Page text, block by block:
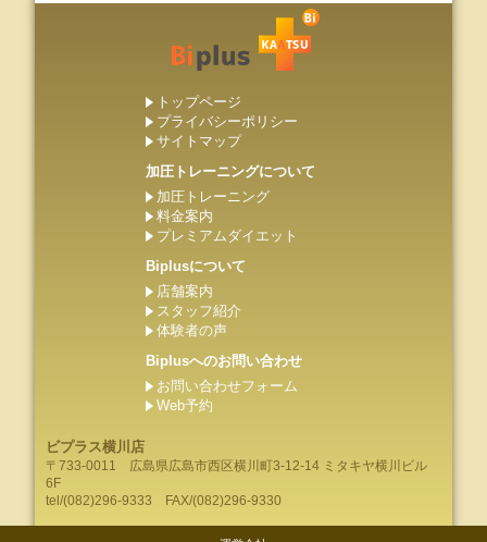
トップページ
プライバシーポリシー
サイトマップ
加圧トレーニングについて
加圧トレーニング
料金案内
プレミアムダイエット
Biplusについて
店舗案内
スタッフ紹介
体験者の声
Biplusへのお問い合わせ
お問い合わせフォーム
Web予約
ビプラス横川店
〒733-0011 広島県広島市西区横川町3-12-14 ミタキヤ横川ビル
6F
tel/(082)296-9333 FAX/(082)296-9330